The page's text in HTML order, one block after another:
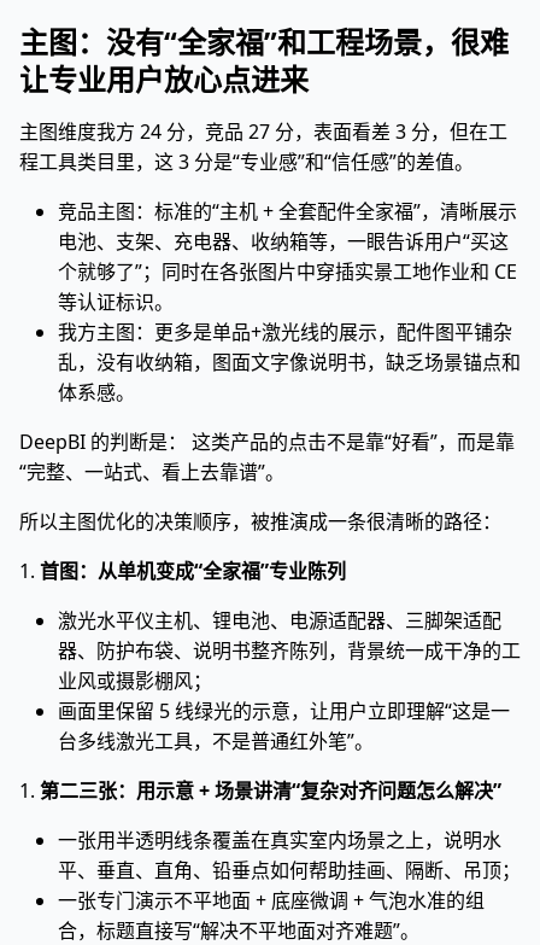
主图：没有“全家福”和工程场景，很难
让专业用户放心点进来
主图维度我方 24 分，竞品 27 分，表面看差 3 分，但在工
程工具类目里，这 3 分是“专业感”和“信任感”的差值。
竞品主图：标准的“主机 + 全套配件全家福”，清晰展示
电池、支架、充电器、收纳箱等，一眼告诉用户“买这
个就够了”；同时在各张图片中穿插实景工地作业和 CE
等认证标识。
我方主图：更多是单品+激光线的展示，配件图平铺杂
乱，没有收纳箱，图面文字像说明书，缺乏场景锚点和
体系感。
DeepBI 的判断是： 这类产品的点击不是靠“好看”，而是靠
“完整、一站式、看上去靠谱”。
所以主图优化的决策顺序，被推演成一条很清晰的路径：
1. 首图：从单机变成“全家福”专业陈列
激光水平仪主机、锂电池、电源适配器、三脚架适配
器、防护布袋、说明书整齐陈列，背景统一成干净的工
业风或摄影棚风；
画面里保留 5 线绿光的示意，让用户立即理解“这是一
台多线激光工具，不是普通红外笔”。
1. 第二三张：用示意 + 场景讲清“复杂对齐问题怎么解决”
一张用半透明线条覆盖在真实室内场景之上，说明水
平、垂直、直角、铅垂点如何帮助挂画、隔断、吊顶；
一张专门演示不平地面 + 底座微调 + 气泡水准的组
合，标题直接写“解决不平地面对齐难题”。